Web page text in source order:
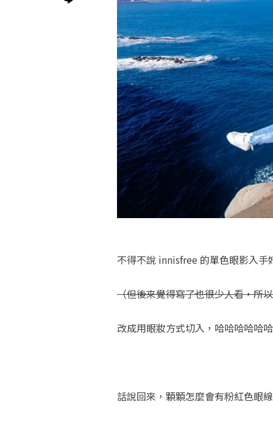
不得不說 innisfree 的單色眼影入
（但後來覺得寫了也很少人看，所
改成用眼妝方式切入，哈哈哈哈哈
話說回來，顆顆怎麼會有粉紅色眼